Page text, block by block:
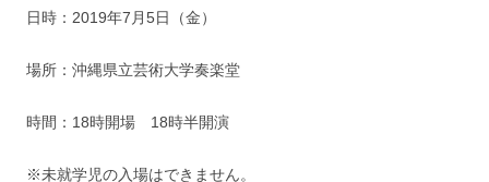
日時：2019年7月5日（金）
場所：沖縄県立芸術大学奏楽堂
時間：18時開場 18時半開演
※未就学児の入場はできません。